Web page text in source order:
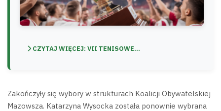
CZYTAJ WIĘCEJ: VII TENISOWE...
Zakończyły się wybory w strukturach Koalicji Obywatelskiej
Mazowsza. Katarzyna Wysocka została ponownie wybrana